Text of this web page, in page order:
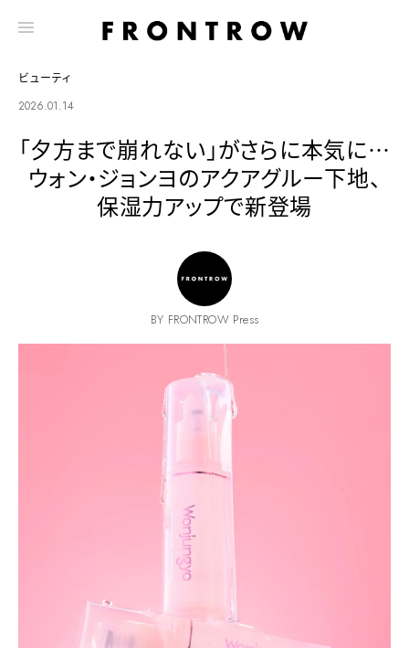
ビューティ
2026.01.14
「夕方まで崩れない」がさらに本気に…
ウォン・ジョンヨのアクアグルー下地、
保湿力アップで新登場
BY FRONTROW Press